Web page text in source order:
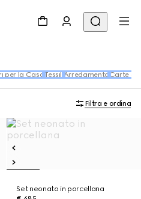
per la Casa Tessili Arredamento Carte
Filtra e ordina
Set neonato in porcellana